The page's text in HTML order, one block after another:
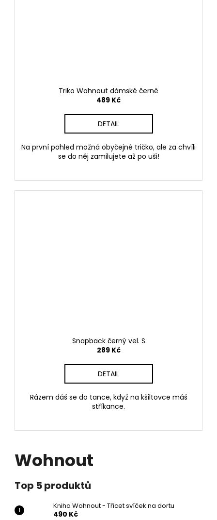
Triko Wohnout dámské černé
489 Kč
DETAIL
Na první pohled možná obyčejné tričko, ale za chvíli
se do něj zamilujete až po uši!
Snapback černý vel. S
289 Kč
DETAIL
Rázem dáš se do tance, když na kšiltovce máš
stříkance.
Wohnout
Top 5 produktů
Kniha Wohnout - Třicet svíček na dortu
490 Kč